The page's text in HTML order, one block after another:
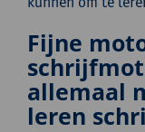
Fijne
allemaal
leren